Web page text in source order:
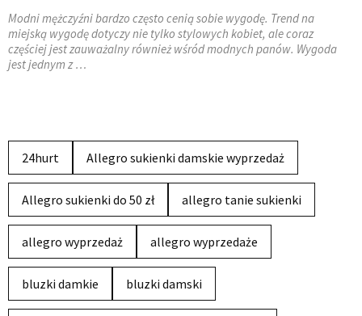
Modni mężczyźni bardzo często cenią sobie wygodę. Trend na
miejską wygodę dotyczy nie tylko stylowych kobiet, ale coraz
częściej jest zauważalny również wśród modnych panów. Wygoda
jest jednym z …
24hurt Allegro sukienki damskie wyprzedaż
Allegro sukienki do 50 zł allegro tanie sukienki
allegro wyprzedaż allegro wyprzedaże
bluzki damkie bluzki damski